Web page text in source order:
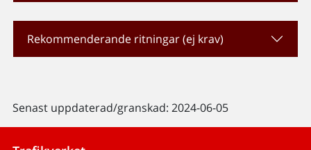
Rekommenderande ritningar (ej krav)
Senast uppdaterad/granskad: 2024-06-05